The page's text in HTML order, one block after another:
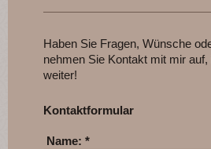
Haben Sie Fragen, Wünsche
nehmen Sie Kontakt mit mir
weiter!
Kontaktformular
Name: *